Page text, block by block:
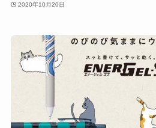
2020年10月20日